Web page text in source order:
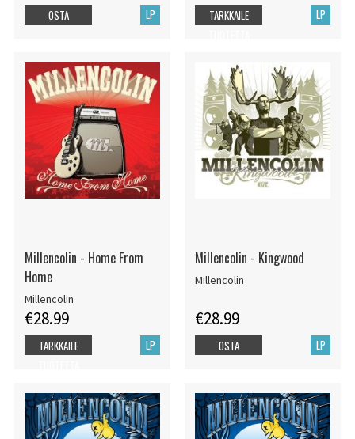
LP
OSTA LP
TARKKAILE
Millencolin - Home From
Home
Millencolin
€28.99
LP
TARKKAILE
Millencolin - Kingwood
Millencolin
€28.99
LP
OSTA